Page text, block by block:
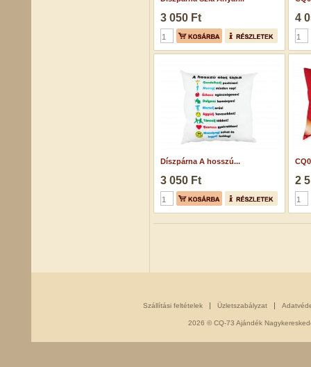
3 050 Ft 4
Díszpárna A hosszú...
3 050 Ft 2
Szállítási feltételek Üzletszabályzat
2026 © CQ-73 Ajándék